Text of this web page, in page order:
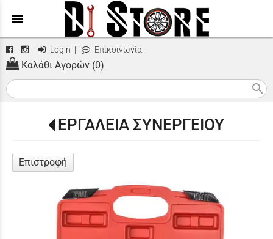
menu
| Login | Επικοινωνία
Καλάθι Αγορών (0)
search
ΕΡΓΑΛΕΙΑ ΣΥΝΕΡΓΕΙΟΥ
Επιστροφή